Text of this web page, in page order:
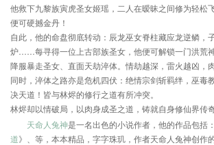
他救下九黎族寅虎圣女姬瑶，二人在暧昧之间修为轻松
便可硬撼金丹！
自此，他的命盘彻底转动：辰龙巫女脊柱藏应龙逆鳞，
炉……每寻得一位上古部族圣女，他便可解锁一门洪荒
降服暴走圣女、直面天劫淬体。情劫越深，雷火越凶，
同时，淬体之路亦是危机四伏：绝情宗剑斩羁绊，巫毒
决天道！皆与林烬的修行之道有所冲突。
林烬却以情破局，以肉身成圣之道，铸就自身修仙界传
天命人兔神是一名出色的小说作者，他的作品包括
道》、等，本本精品，字字珠玑，作者天命人兔神创作